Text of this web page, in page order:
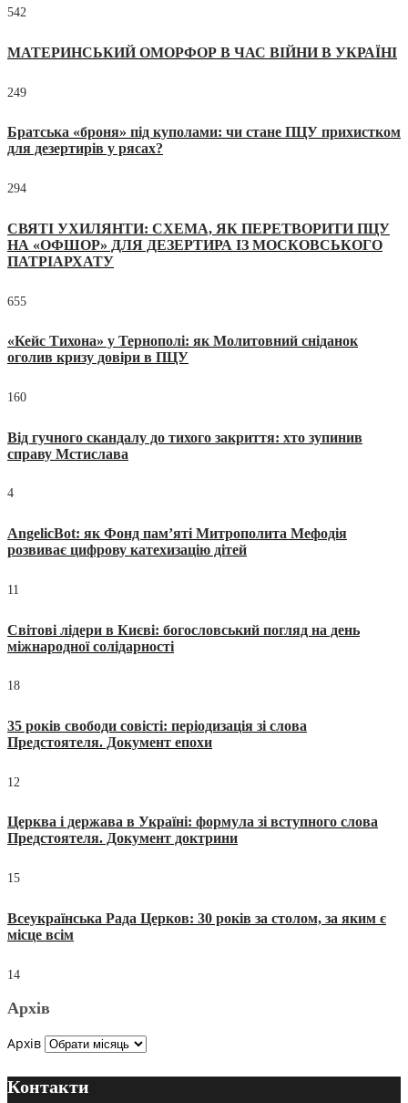
542
МАТЕРИНСЬКИЙ ОМОРФОР В ЧАС ВІЙНИ В УКРАЇНІ
249
Братська «броня» під куполами: чи стане ПЦУ прихистком
для дезертирів у рясах?
294
СВЯТІ УХИЛЯНТИ: СХЕМА, ЯК ПЕРЕТВОРИТИ ПЦУ
НА «ОФШОР» ДЛЯ ДЕЗЕРТИРА ІЗ МОСКОВСЬКОГО
ПАТРІАРХАТУ
655
«Кейс Тихона» у Тернополі: як Молитовний сніданок
оголив кризу довіри в ПЦУ
160
Від гучного скандалу до тихого закриття: хто зупинив
справу Мстислава
4
AngelicBot: як Фонд пам’яті Митрополита Мефодія
розвиває цифрову катехизацію дітей
11
Світові лідери в Києві: богословський погляд на день
міжнародної солідарності
18
35 років свободи совісті: періодизація зі слова
Предстоятеля. Документ епохи
12
Церква і держава в Україні: формула зі вступного слова
Предстоятеля. Документ доктрини
15
Всеукраїнська Рада Церков: 30 років за столом, за яким є
місце всім
14
Архів
Архів
Контакти